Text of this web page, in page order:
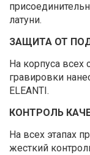
латуни.
ЗАЩИТА ОТ
На корпуса всех
гравировки
ELEANTI.
КОНТРОЛЬ
На всех этапах
жесткий